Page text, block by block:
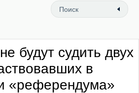
флебологии: в Москве
открылся «Городской центр
будут судить двух
в
«референдума»